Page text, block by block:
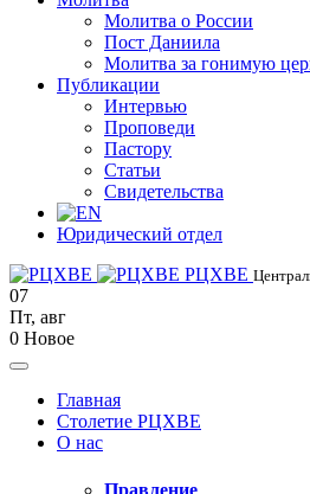
Молитва о России
Пост Даниила
Молитва за гонимую
Публикации
Интервью
Проповеди
Пастору
Статьи
Свидетельства
Юридический отдел
РЦХВЕ
07
Пт, авг
0 Новое
Главная
Столетие РЦХВЕ
О нас
Правление